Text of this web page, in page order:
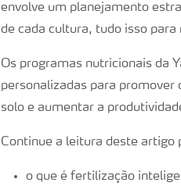
envolve um planejamento
de cada cultura, tudo isso
Os programas nutricionais da
personalizadas para
solo e aumentar a
Continue a leitura deste artigo
o que é fertilização